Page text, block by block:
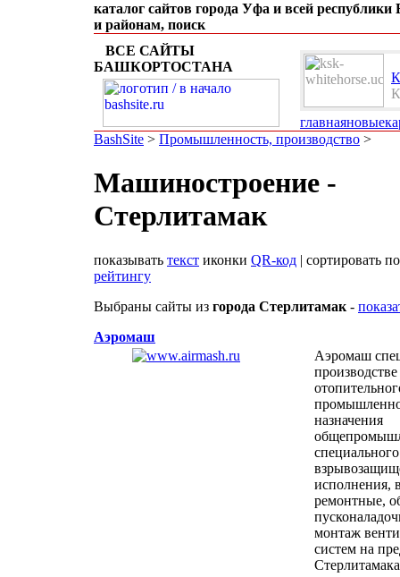
каталог сайтов города Уфа и всей
и районам, поиск
ВСЕ САЙТЫ
БАШКОРТОСТАНА
туризм
главнаяновые
BashSite > Промышленность, производство >
Машиностроение -
Стерлитамак
показывать текст иконки QR-код | сортировать
рейтингу
Выбраны сайты из города Стерлитамак -
Аэромаш
Аэромаш
назначения
исполнения,
ремонтные,
монтаж
систем на